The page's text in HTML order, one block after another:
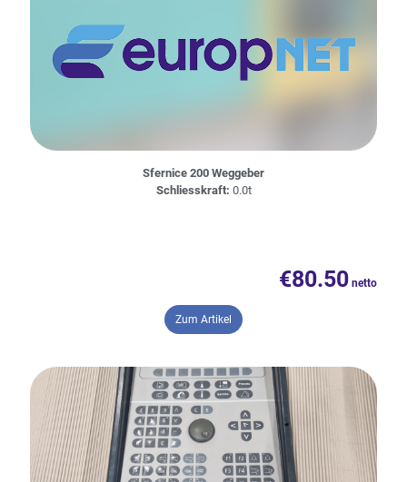
Sfernice 200 Weggeber
Schliesskraft: 0.0t
€80.50
Zum Artikel – Sfernice 200 Weggeber